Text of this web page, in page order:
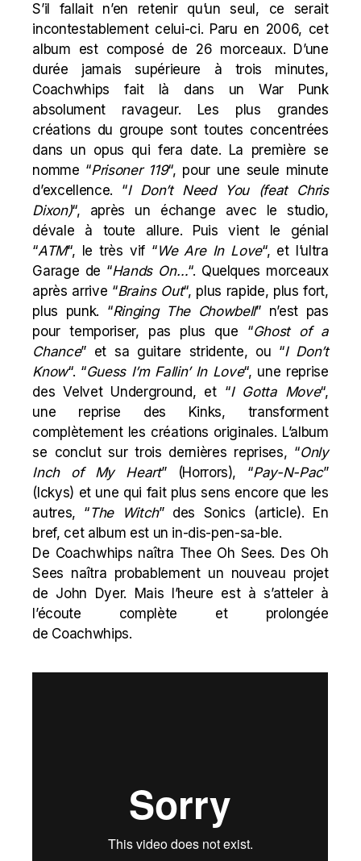
S’il fallait n’en retenir qu’un seul, ce serait
incontestablement celui-ci. Paru en 2006, cet
album est composé de 26 morceaux. D’une
durée jamais supérieure à trois minutes,
Coachwhips fait là dans un War Punk
absolument ravageur. Les plus grandes
créations du groupe sont toutes concentrées
dans un opus qui fera date. La première se
nomme “Prisoner 119“, pour une seule minute
d’excellence. “I Don’t Need You (feat Chris
Dixon)“, après un échange avec le studio,
dévale à toute allure. Puis vient le génial
“ATM“, le très vif “We Are In Love“, et l’ultra
Garage de “Hands On…“. Quelques morceaux
après arrive “Brains Out“, plus rapide, plus fort,
plus punk. “Ringing The Chowbell” n’est pas
pour temporiser, pas plus que “Ghost of a
Chance” et sa guitare stridente, ou “I Don’t
Know“. “Guess I’m Fallin’ In Love“, une reprise
des Velvet Underground, et “I Gotta Move“,
une reprise des Kinks, transforment
complètement les créations originales. L’album
se conclut sur trois dernières reprises, “Only
Inch of My Heart” (Horrors), “Pay-N-Pac”
(Ickys) et une qui fait plus sens encore que les
autres, “The Witch” des Sonics (article). En
bref, cet album est un in-dis-pen-sa-ble.
De Coachwhips naîtra Thee Oh Sees. Des Oh
Sees naîtra probablement un nouveau projet
de John Dyer. Mais l’heure est à s’atteler à
l’écoute complète et prolongée
de Coachwhips.